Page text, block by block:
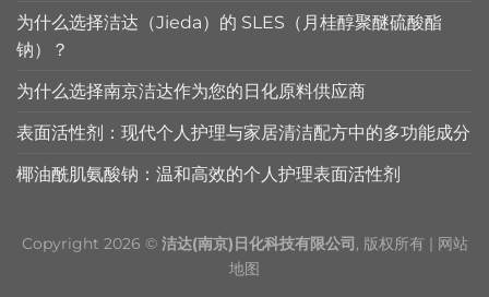
为什么选择洁达（Jieda）的 SLES（月桂醇聚醚硫酸酯
钠）？
为什么选择南京洁达作为您的日化原料供应商
表面活性剂：现代个人护理与家居清洁配方中的多功能成分
椰油酰肌氨酸钠：温和高效的个人护理表面活性剂
Copyright 2026 © 洁达(南京)日化科技有限公司 , 版权所有 | 网站
地图